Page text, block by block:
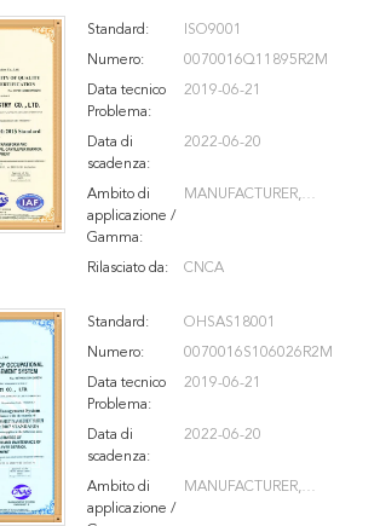
Standard: ISO9001
Numero: 0070016Q11895R2M
Data tecnico
Problema:
2019-06-21
Data di
scadenza:
2022-06-20
Ambito di
applicazione /
Gamma:
MANUFACTURER,
Rilasciato da:
CNCA
Standard: OHSAS18001
Numero: 0070016S106026R2M
Data tecnico
Problema:
2019-06-21
Data di
scadenza:
2022-06-20
Ambito di
applicazione /
MANUFACTURER,